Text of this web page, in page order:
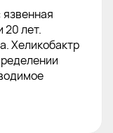
20 лет.
Хеликобактр